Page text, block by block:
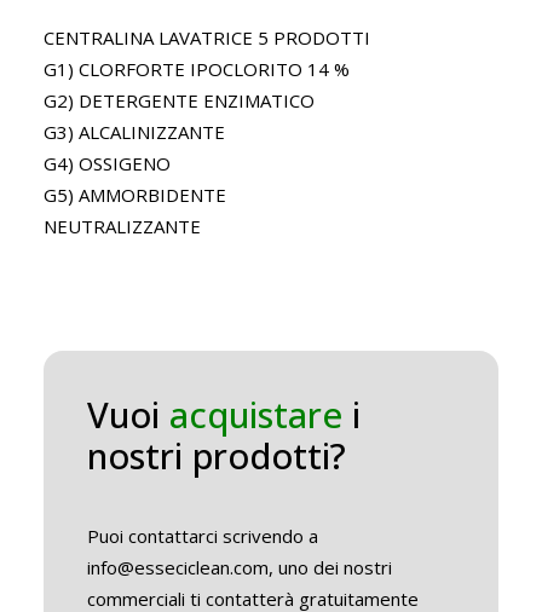
CENTRALINA LAVATRICE 5 PRODOTTI
G1) CLORFORTE IPOCLORITO 14 %
G2) DETERGENTE ENZIMATICO
G3) ALCALINIZZANTE
G4) OSSIGENO
G5) AMMORBIDENTE
NEUTRALIZZANTE
Vuoi acquistare i
nostri prodotti?
Puoi contattarci scrivendo a
info@esseciclean.com, uno dei nostri
commerciali ti contatterà gratuitamente